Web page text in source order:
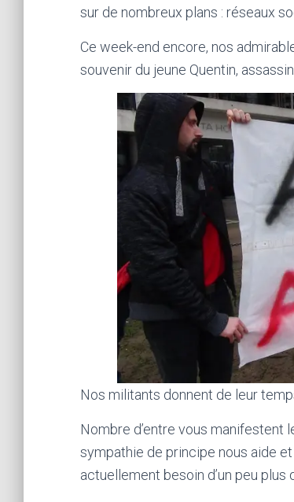
sur de nombreux plans : réseaux
Ce week-end encore, nos
souvenir du jeune Quentin,
Nos militants donnent de leur
Nombre d’entre vous manifestent
sympathie de principe nous aide et
actuellement besoin d’un peu plus